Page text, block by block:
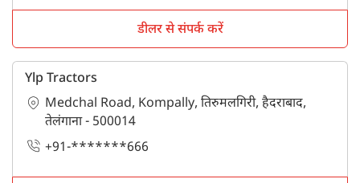
डीलर से संपर्क करें
Ylp Tractors
Medchal Road, Kompally, तिरुमलगिरी, हैदराबाद,
तेलंगाना - 500014
+91-*******666